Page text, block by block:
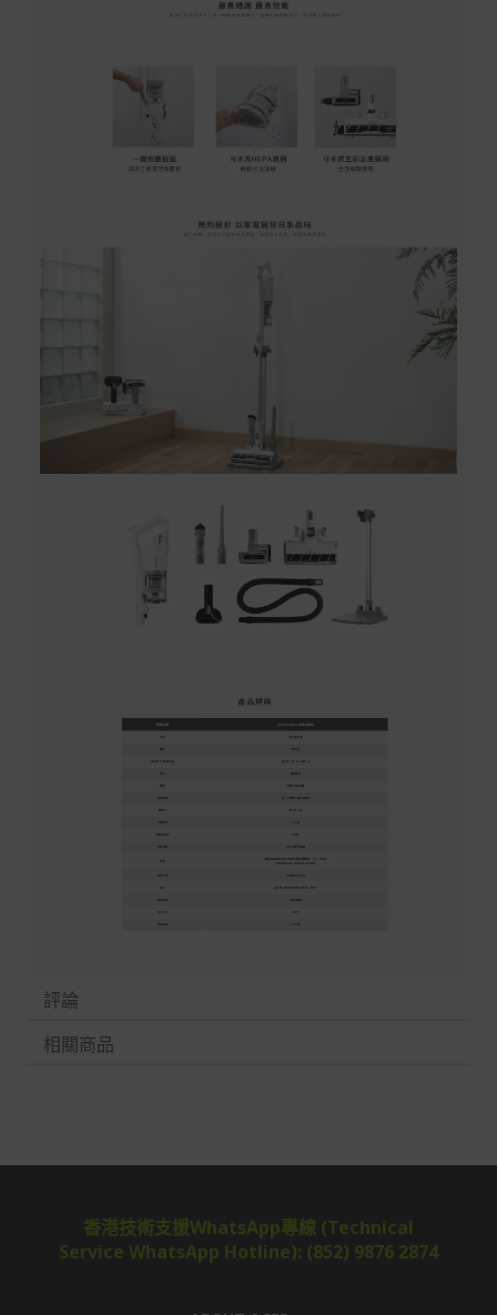
評論
相關商品
香港技術支援WhatsApp專線 (Technical
Service WhatsApp Hotline): (852) 9876 2874